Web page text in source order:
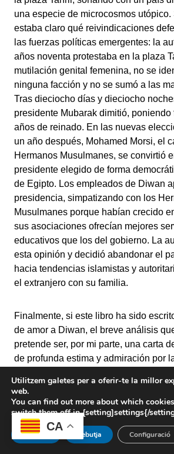
una especie de microcosmos
estaba claro qué reivindicaciones
las fuerzas políticas emergentes: la
años noventa protestaba en la plaza
mutilación genital femenina, no se
ninguna facción y no se sumó a las
Tras dieciocho días y dieciocho
presidente Mubarak dimitió, poniendo
años de reinado. En las nuevas
un año después, Mohamed Morsi, el
Hermanos Musulmanes, se convirtió
presidente elegido de forma
de Egipto. Los empleados de Diwan
presidencia, simpatizando con los
Musulmanes porque habían crecido
sus asociaciones ofrecían mejores
educativos que los del gobierno. La
esta opinión y decidió abandonar el
hacia tendencias islamistas y
el extranjero con su familia.
Finalmente, si este libro ha sido
de amor a Diwan, el breve análisis
pretende ser, por mi parte, una carta
de profunda estima y admiración por
Daniela Pinna
De la 6.ª promoción de la Escola de
CA
Utilitzem galetes per a oferir-te la millor
web.
You can find out more about which
switch them off in {setting]settings{/
Accepta Rebutja Configuració